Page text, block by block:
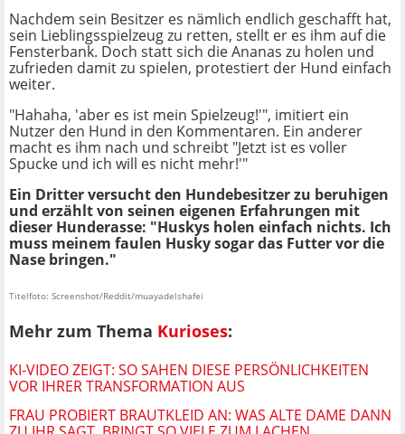
Nachdem sein Besitzer es nämlich endlich geschafft hat,
sein Lieblingsspielzeug zu retten, stellt er es ihm auf die
Fensterbank. Doch statt sich die Ananas zu holen und
zufrieden damit zu spielen, protestiert der Hund einfach
weiter.
"Hahaha, 'aber es ist mein Spielzeug!'", imitiert ein
Nutzer den Hund in den Kommentaren. Ein anderer
macht es ihm nach und schreibt "Jetzt ist es voller
Spucke und ich will es nicht mehr!'"
Ein Dritter versucht den Hundebesitzer zu beruhigen
und erzählt von seinen eigenen Erfahrungen mit
dieser Hunderasse: "Huskys holen einfach nichts. Ich
muss meinem faulen Husky sogar das Futter vor die
Nase bringen."
Titelfoto: Screenshot/Reddit/muayadelshafei
Mehr zum Thema Kurioses:
KI-VIDEO ZEIGT: SO SAHEN DIESE PERSÖNLICHKEITEN
VOR IHRER TRANSFORMATION AUS
FRAU PROBIERT BRAUTKLEID AN: WAS ALTE DAME DANN